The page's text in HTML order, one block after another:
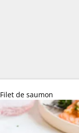
Filet de saumon